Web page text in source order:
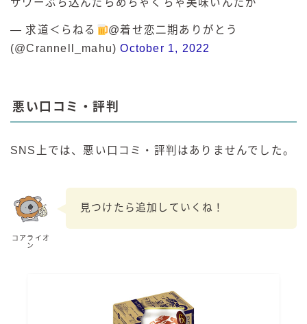
サワーぶち込んだらめちゃくちゃ美味いんだが
— 求道＜らねる
@着せ恋二期ありがとう
(@Crannell_mahu)October 1, 2022
悪い口コミ・評判
SNS上では、悪い口コミ・評判はありませんでした。
コアライオ
ン
見つけたら追加していくね！